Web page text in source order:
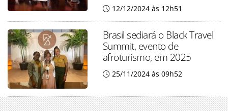
12/12/2024 às 12h51
Brasil sediará o Black Travel
Summit, evento de
afroturismo, em 2025
25/11/2024 às 09h52